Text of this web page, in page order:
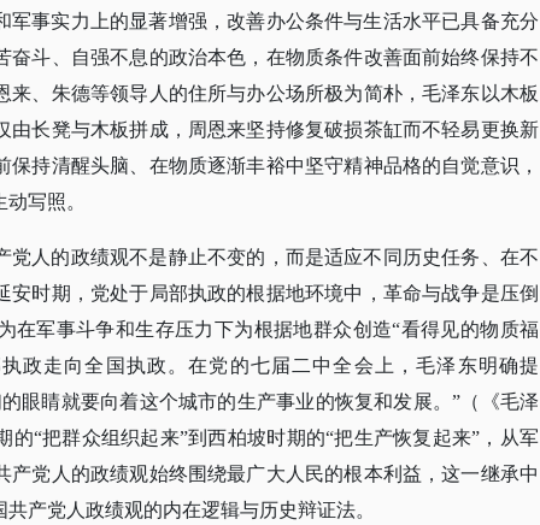
军事实力上的显著增强，改善办公条件与生活水平已具备充分
奋斗、自强不息的政治本色，在物质条件改善面前始终保持不
、朱德等领导人的住所与办公场所极为简朴，毛泽东以木板
由长凳与木板拼成，周恩来坚持修复破损茶缸而不轻易更换新
持清醒头脑、在物质逐渐丰裕中坚守精神品格的自觉意识，
写照。
党人的政绩观不是静止不变的，而是适应不同历史任务、在不
安时期，党处于局部执政的根据地环境中，革命与战争是压倒
在军事斗争和生存压力下为根据地群众创造“看得见的物质福
政走向全国执政。在党的七届二中全会上，毛泽东明确提
眼睛就要向着这个城市的生产事业的恢复和发展。”（《毛泽
的“把群众组织起来”到西柏坡时期的“把生产恢复起来”，从军
党人的政绩观始终围绕最广大人民的根本利益，这一继承中
产党人政绩观的内在逻辑与历史辩证法。